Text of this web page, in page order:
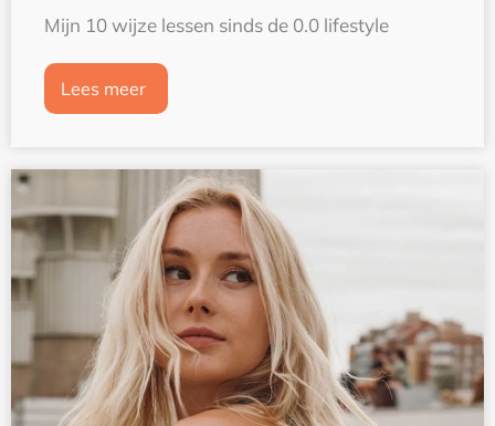
Mijn 10 wijze lessen sinds de 0.0 lifestyle
Lees meer